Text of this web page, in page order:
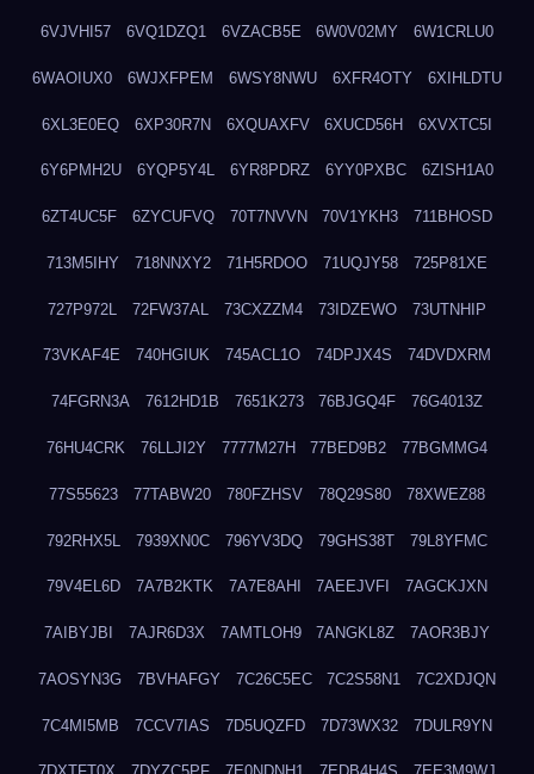
6VJVHI57 6VQ1DZQ1 6VZACB5E 6W0V02MY 6W1CRLU0
6WAOIUX0 6WJXFPEM 6WSY8NWU 6XFR4OTY 6XIHLDTU
6XL3E0EQ 6XP30R7N 6XQUAXFV 6XUCD56H 6XVXTC5I
6Y6PMH2U 6YQP5Y4L 6YR8PDRZ 6YY0PXBC 6ZISH1A0
6ZT4UC5F 6ZYCUFVQ 70T7NVVN 70V1YKH3 711BHOSD
713M5IHY 718NNXY2 71H5RDOO 71UQJY58 725P81XE
727P972L 72FW37AL 73CXZZM4 73IDZEWO 73UTNHIP
73VKAF4E 740HGIUK 745ACL1O 74DPJX4S 74DVDXRM
74FGRN3A 7612HD1B 7651K273 76BJGQ4F 76G4013Z
76HU4CRK 76LLJI2Y 7777M27H 77BED9B2 77BGMMG4
77S55623 77TABW20 780FZHSV 78Q29S80 78XWEZ88
792RHX5L 7939XN0C 796YV3DQ 79GHS38T 79L8YFMC
79V4EL6D 7A7B2KTK 7A7E8AHI 7AEEJVFI 7AGCKJXN
7AIBYJBI 7AJR6D3X 7AMTLOH9 7ANGKL8Z 7AOR3BJY
7AOSYN3G 7BVHAFGY 7C26C5EC 7C2S58N1 7C2XDJQN
7C4MI5MB 7CCV7IAS 7D5UQZFD 7D73WX32 7DULR9YN